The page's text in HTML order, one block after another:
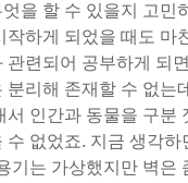
을 할 수 있을지 고민
작하게 되었을 때도 마
관련되어 공부하게 되
분리해 존재할 수 없는
서 인간과 동물을 구분
수 없었죠. 지금 생각
기는 가상했지만 벽은